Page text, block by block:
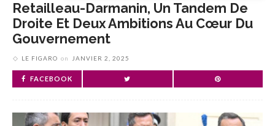
Retailleau-Darmanin, Un Tandem De
Droite Et Deux Ambitions Au Cœur Du
Gouvernement
LE FIGARO on JANVIER 2, 2025
FACEBOOK